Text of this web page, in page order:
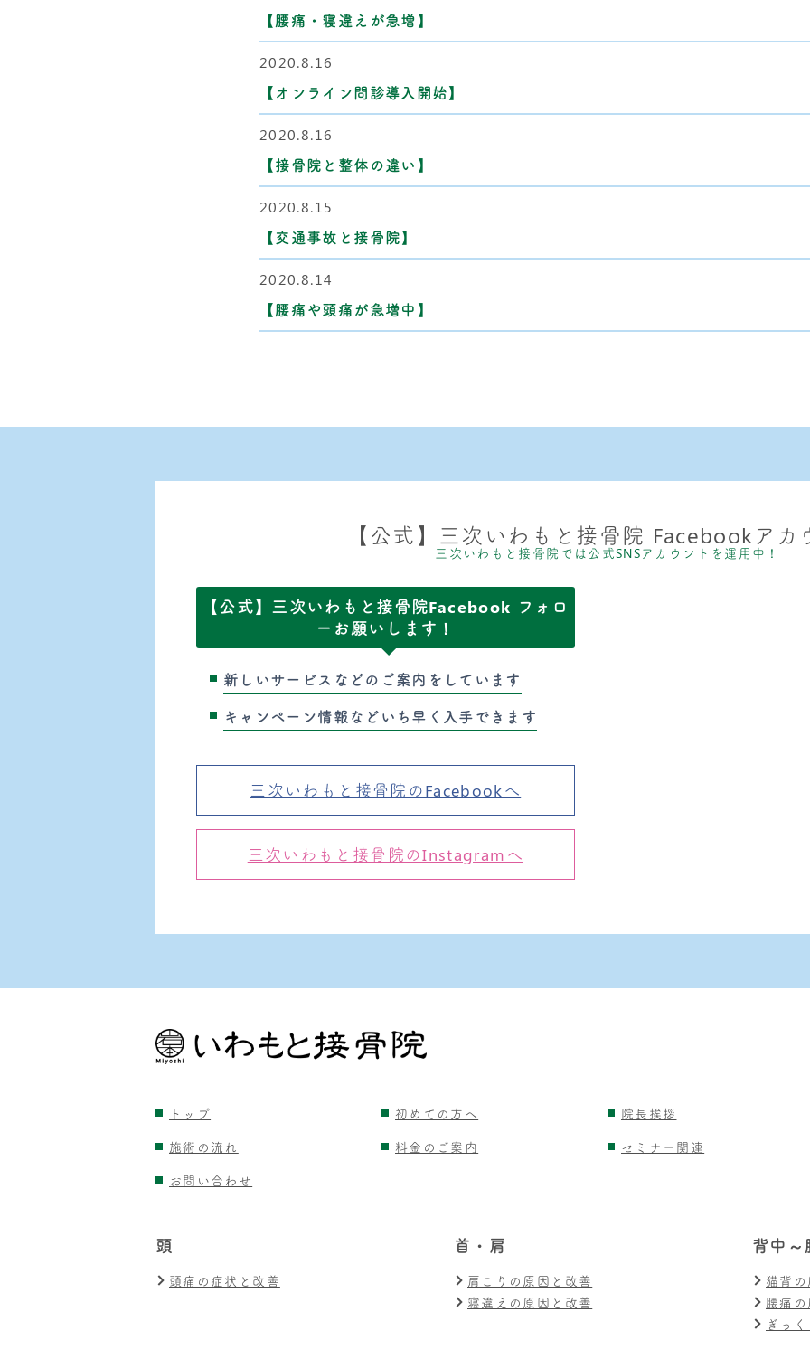
【腰痛・寝違えが急増】
2020.8.16
【オンライン問診導入開始】
2020.8.16
【接骨院と整体の違い】
2020.8.15
【交通事故と接骨院】
2020.8.14
【腰痛や頭痛が急増中】
【公式】三次いわもと接骨院 Facebookアカ
三次いわもと接骨院では公式SNSアカウントを運用中！
【公式】三次いわもと接骨院Facebook フォロ
ーお願いします！
新しいサービスなどのご案内をしています
キャンペーン情報などいち早く入手できます
三次いわもと接骨院のFacebookへ
三次いわもと接骨院のInstagramへ
トップ 初めての方へ
院長挨拶
施術の流れ
料金のご案内
セミナー関連
お問い合わせ
頭
頭痛の症状と改善
首・肩
肩こりの原因と改善
寝違えの原因と改善
背中～
猫背
腰痛
ぎっ